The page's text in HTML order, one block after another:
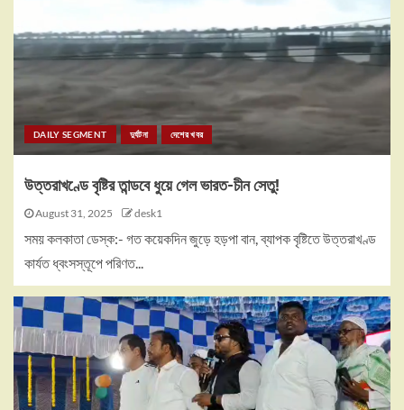
DAILY SEGMENT দুর্ঘটনা দেশের খবর
উত্তরাখণ্ডে বৃষ্টির তান্ডবে ধুয়ে গেল ভারত-চীন সেতু!
August 31, 2025 desk1
সময় কলকাতা ডেস্ক:- গত কয়েকদিন জুড়ে হড়পা বান, ব্যাপক বৃষ্টিতে উত্তরাখণ্ড
কার্যত ধ্বংসস্তূপে পরিণত...